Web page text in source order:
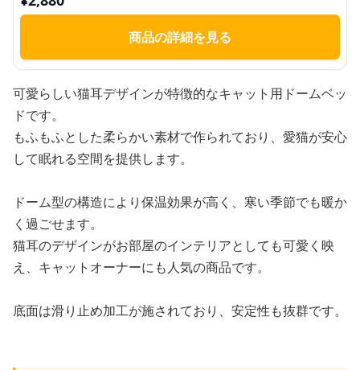
商品の詳細を見る
可愛らしい猫耳デザインが特徴的なキャット用ドームベッ
ドです。
もふもふとした柔らかい素材で作られており、愛猫が安心
して眠れる空間を提供します。
ドーム型の構造により保温効果が高く、寒い季節でも暖か
く過ごせます。
猫耳のデザインがお部屋のインテリアとしても可愛く映
え、キャットオーナーにも人気の商品です。
底面は滑り止め加工が施されており、安定性も抜群です。